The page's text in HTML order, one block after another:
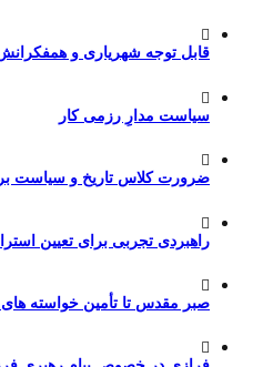
قابل توجه شهریاری و
سیاست مدارِ رزمی کار
ضرورت کلاس تاریخ و سیاست
راهبردی تجربی برای تعیین
صبر مقدس تا تأمین خواسته